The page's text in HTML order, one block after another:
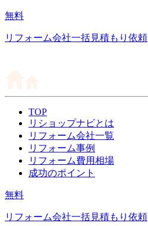
無料
リフォーム会社一括見積もり依頼
TOP
リショップナビとは
リフォーム会社一覧
リフォーム事例
リフォーム費用相場
成功のポイント
無料
リフォーム会社一括見積もり依頼